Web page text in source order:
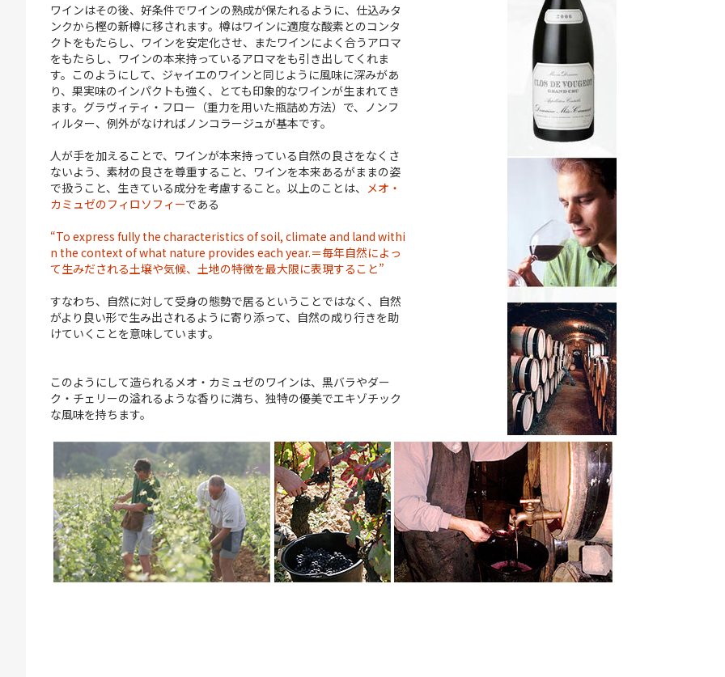
ワインはその後、好条件でワインの熟成が保たれるように、仕込みタ
ンクから樫の新樽に移されます。樽はワインに適度な酸素とのコンタ
クトをもたらし、ワインを安定化させ、またワインによく合うアロマ
をもたらし、ワインの本来持っているアロマをも引き出してくれま
す。このようにして、ジャイエのワインと同じように風味に深みがあ
り、果実味のインパクトも強く、とても印象的なワインが生まれてき
ます。グラヴィティ・フロー（重力を用いた瓶詰め方法）で、ノンフ
ィルター、例外がなければノンコラージュが基本です。
人が手を加えることで、ワインが本来持っている自然の良さをなくさ
ないよう、素材の良さを尊重すること、ワインを本来あるがままの姿
で扱うこと、生きている成分を考慮すること。以上のことは、
メオ・
カミュゼのフィロソフィーである
“To express fully the characteristics of soil, climate and land withi
n the context of what nature provides each year.＝毎年自然によっ
て生みだされる土壌や気候、土地の特徴を最大限に表現すること”
すなわち、自然に対して受身の態勢で居るということではなく、自然
がより良い形で生み出されるように寄り添って、自然の成り行きを助
けていくことを意味しています。
このようにして造られるメオ・カミュゼのワインは、黒バラやダー
ク・チェリーの溢れるような香りに満ち、独特の優美でエキゾチック
な風味を持ちます。